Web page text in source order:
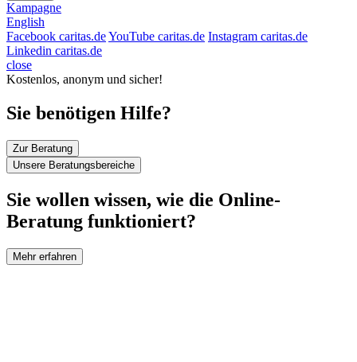
Kampagne
English
Facebook caritas.deYouTube caritas.de Instagram caritas.de
Linkedin caritas.de
close
Kostenlos, anonym und sicher!
Sie benötigen Hilfe?
Zur Beratung
Unsere Beratungsbereiche
Sie wollen wissen, wie die Online-
Beratung funktioniert?
Mehr erfahren